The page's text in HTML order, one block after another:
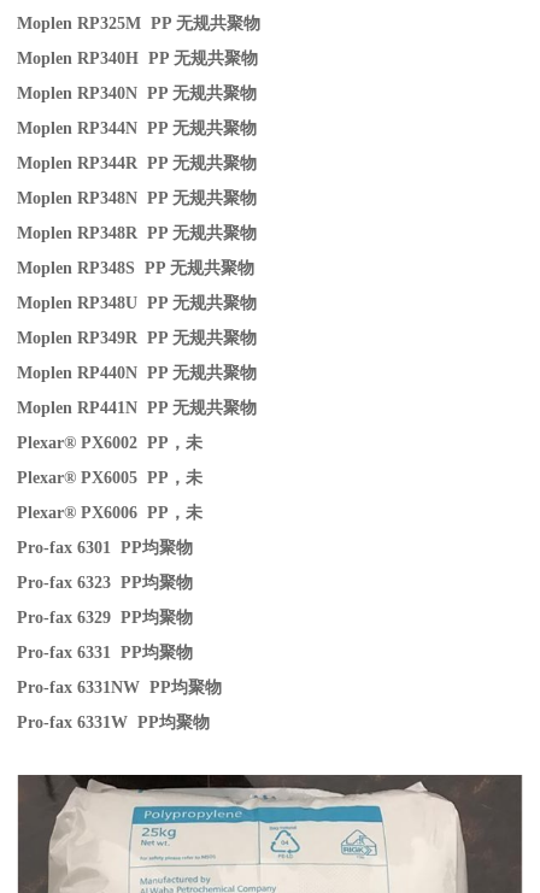
Moplen RP325M PP无规共聚物
Moplen RP340H PP无规共聚物
Moplen RP340N PP无规共聚物
Moplen RP344N PP无规共聚物
Moplen RP344R PP无规共聚物
Moplen RP348N PP无规共聚物
Moplen RP348R PP无规共聚物
Moplen RP348S PP无规共聚物
Moplen RP348U PP无规共聚物
Moplen RP349R PP无规共聚物
Moplen RP440N PP无规共聚物
Moplen RP441N PP无规共聚物
Plexar® PX6002 PP ，未
Plexar® PX6005 PP ，未
Plexar® PX6006 PP ，未
Pro-fax 6301 PP均聚物
Pro-fax 6323 PP均聚物
Pro-fax 6329 PP均聚物
Pro-fax 6331 PP均聚物
Pro-fax 6331NW PP均聚物
Pro-fax 6331W PP均聚物